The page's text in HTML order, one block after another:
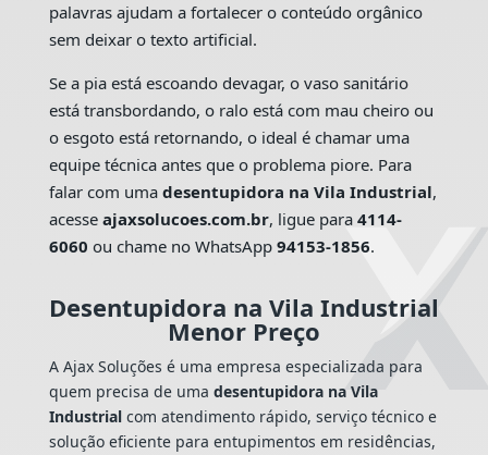
palavras ajudam a fortalecer o conteúdo orgânico
sem deixar o texto artificial.
Se a pia está escoando devagar, o vaso sanitário
está transbordando, o ralo está com mau cheiro ou
o esgoto está retornando, o ideal é chamar uma
equipe técnica antes que o problema piore. Para
falar com uma desentupidora na Vila Industrial,
acesse ajaxsolucoes.com.br, ligue para 4114-
6060 ou chame no WhatsApp 94153-1856.
Desentupidora na Vila Industrial
Menor Preço
A Ajax Soluções é uma empresa especializada para
quem precisa de uma desentupidora na Vila
Industrialcom atendimento rápido, serviço técnico e
solução eficiente para entupimentos em residências,